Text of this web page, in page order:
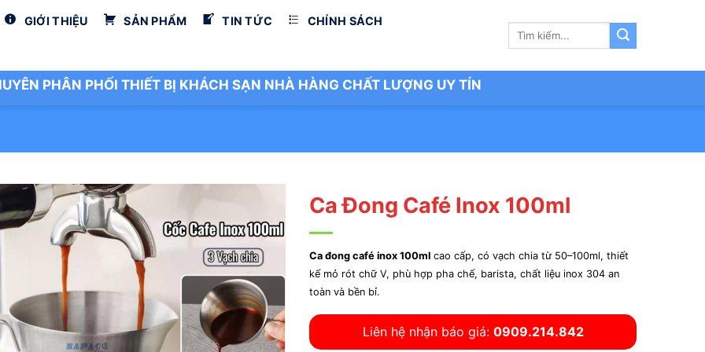
GIỚI THIỆU SẢN PHẨM TIN TỨC CHÍNH SÁCH
Tìm
PHÂN PHỐI THIẾT BỊ KHÁCH SẠN NHÀ HÀNG CHẤT LƯỢNG UY TÍN
Ca Đong Café Inox 100ml
Ca đong café inox 100ml cao cấp, có vạch chia từ 50–100ml, thiết
kế mỏ rót chữ V, phù hợp pha chế, barista, chất liệu inox 304 an
toàn và bền bỉ.
Liên hệ nhận báo giá: 0909.214.842